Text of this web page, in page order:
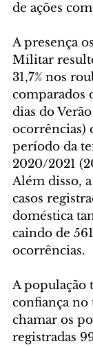
de ações
A presença
Militar
31,7% nos
comparados
dias do
ocorrências)
período da
2020/2021
Além disso,
casos
doméstica
caindo de
ocorrências.
A população
confiança no
chamar os
registradas